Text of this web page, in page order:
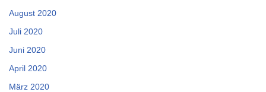
August 2020
Juli 2020
Juni 2020
April 2020
März 2020